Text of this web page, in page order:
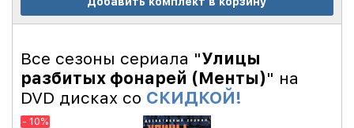
Все сезоны сериала "Улицы
разбитых фонарей (Менты)" на
DVD дисках со СКИДКОЙ!
- 10%